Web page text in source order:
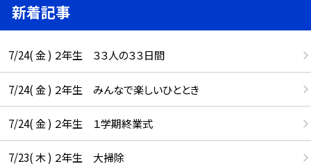
新着記事
7/24( 金 ) ２年生 ３３人の３３日間
7/24( 金 ) ２年生 みんなで楽しいひととき
7/24( 金 ) ２年生 １学期終業式
7/23( 木 ) ２年生 大掃除